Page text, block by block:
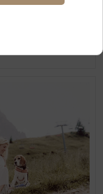
IMMENSTADT